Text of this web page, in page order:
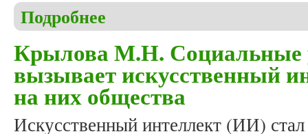
Подробнее
Крылова М.Н. Социальные
вызывает искусственный
на них общества
Искусственный интеллект (ИИ)